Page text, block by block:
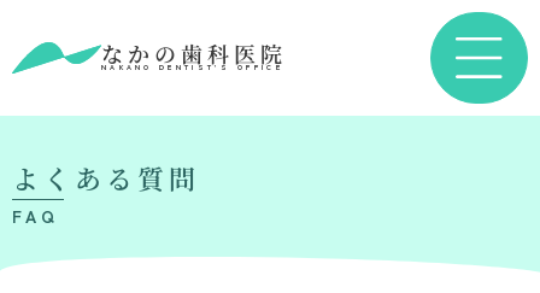
なかの歯科医院
NAKANO DENTIST’S OFFICE
よくある質問
FAQ